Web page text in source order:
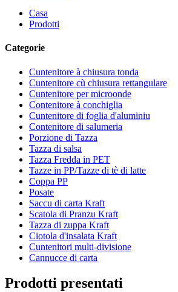
Casa
Prodotti
Categorie
Cuntenitore à chiusura tonda
Cuntenitore cù chiusura rettangulare
Cuntenitore per microonde
Contenitore à conchiglia
Cuntenitore di foglia d'aluminiu
Contenitore di salumeria
Porzione di Tazza
Tazza di salsa
Tazza Fredda in PET
Tazze in PP/Tazze di tè di latte
Coppa PP
Posate
Saccu di carta Kraft
Scatola di Pranzu Kraft
Tazza di zuppa Kraft
Ciotola d'insalata Kraft
Cuntenitori multi-divisione
Cannucce di carta
Prodotti presentati